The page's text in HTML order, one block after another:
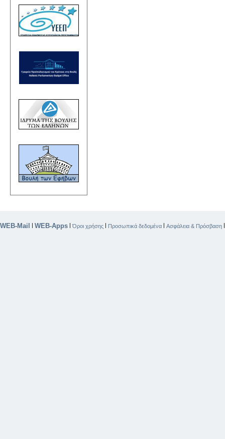
WEB-Mail WEB-Apps |Όροι χρήσης Προσωπικά δεδομένα Ασφάλεια & Πρόσβαση